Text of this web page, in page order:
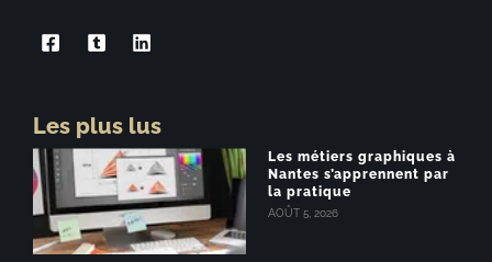
Les plus lus
Les métiers graphiques à
Nantes s’apprennent par
la pratique
AOÛT 5, 2026